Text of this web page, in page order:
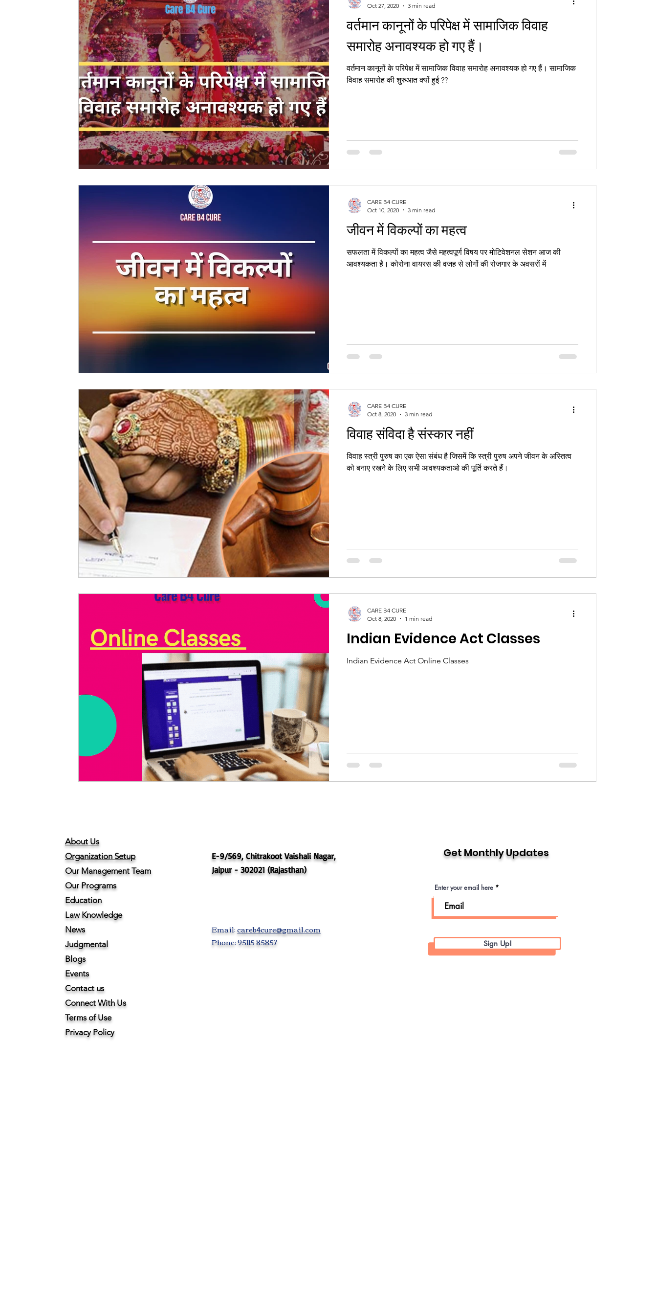
Evidence Act Law Motivational Women's Right
वर्तमान कानूनों के परिपेक्ष में सामाजिक विवाह
समारोह अनावश्यक हो गए हैं।
वर्तमान कानूनों के परिपेक्ष में सामाजिक विवाह समारोह अनावश्यक हो गए हैं। सामाजिक
विवाह समारोह की शुरुआत क्यों हुई ??
Oct 27, 2020
3 min read
जीवन में विकल्पों का महत्व
सफलता में विकल्पों का महत्व जैसे महत्वपूर्ण विषय पर मोटिवेशनल सेशन आज की
आवश्यकता है। कोरोना वायरस की वजह से लोगों की रोजगार के अवसरों में
CARE B4 CURE
Oct 10, 2020
3 min read
विवाह संविदा है संस्कार नहीं
विवाह स्त्री पुरुष का एक ऐसा संबंध है जिसमें कि स्त्री पुरुष अपने जीवन के अस्तित्व
को बनाए रखने के लिए सभी आवश्यकताओ की पूर्ति करते हैं।
CARE B4 CURE
Oct 8, 2020
3 min read
Indian Evidence Act Classes
Indian Evidence Act Online Classes
CARE B4 CURE
Oct 8, 2020
1 min read
About Us
Organization Setup
Our Management Team
Our Programs
Education
Law Knowledge
News
Judgmental
Blogs
Events
Contact us
Connect With Us
Terms of Use
Privacy Policy
E-9/569, Chitrakoot Vaishali Nagar,
Jaipur - 302021 (Rajasthan)
Email:careb4cure@gmail.com
Phone: 95115 85857
Get Monthly Updates
Enter your email here
Sign Up!